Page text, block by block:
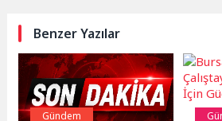
Benzer Yazılar
Gündem